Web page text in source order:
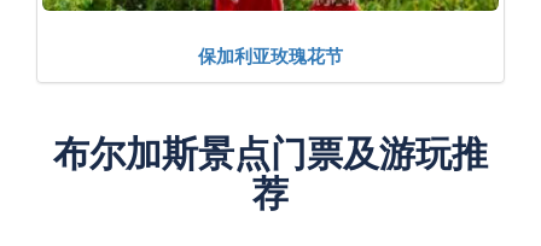
保加利亚玫瑰花节
布尔加斯景点门票及游玩推
荐